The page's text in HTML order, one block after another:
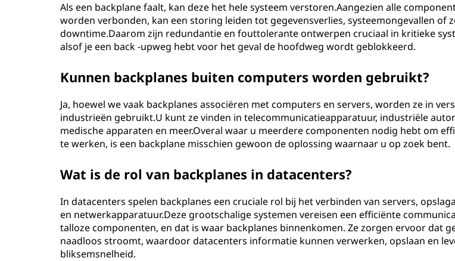
Als een backplane faalt, kan deze het hele systeem verstoren.Aangezien alle
worden verbonden, kan een storing leiden tot gegevensverlies, systeemongevallen of
downtime.Daarom zijn redundantie en fouttolerante ontwerpen cruciaal in kritieke
alsof je een back -upweg hebt voor het geval de hoofdweg wordt geblokkeerd.
Kunnen backplanes buiten computers worden gebruikt?
Ja, hoewel we vaak backplanes associëren met computers en servers, worden ze in
industrieën gebruikt.U kunt ze vinden in telecommunicatieapparatuur, industriële
medische apparaten en meer.Overal waar u meerdere componenten nodig hebt om
te werken, is een backplane misschien gewoon de oplossing waarnaar u op zoek bent.
Wat is de rol van backplanes in datacenters?
In datacenters spelen backplanes een cruciale rol bij het verbinden van servers,
en netwerkapparatuur.Deze grootschalige systemen vereisen een efficiënte
talloze componenten, en dat is waar backplanes binnenkomen. Ze zorgen ervoor dat
naadloos stroomt, waardoor datacenters informatie kunnen verwerken, opslaan en
bliksemsnelheid.